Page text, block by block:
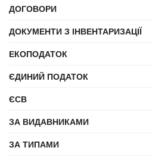
ДОГОВОРИ
ДОКУМЕНТИ З ІНВЕНТАРИЗАЦІЇ
ЕКОПОДАТОК
ЄДИНИЙ ПОДАТОК
ЄСВ
ЗА ВИДАВНИКАМИ
ЗА ТИПАМИ